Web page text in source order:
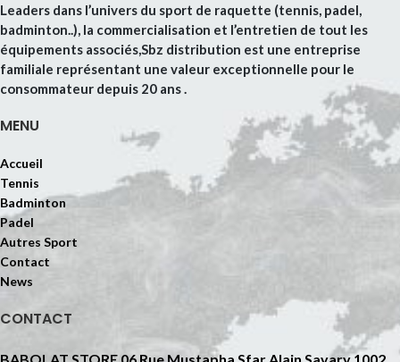
Leaders dans l’univers du sport de raquette (tennis, padel,
badminton..), la commercialisation et l’entretien de tout les
équipements associés,Sbz distribution est une entreprise
familiale représentant une valeur exceptionnelle pour le
consommateur depuis 20 ans .
MENU
Accueil
Tennis
Badminton
Padel
Autres Sport
Contact
News
CONTACT